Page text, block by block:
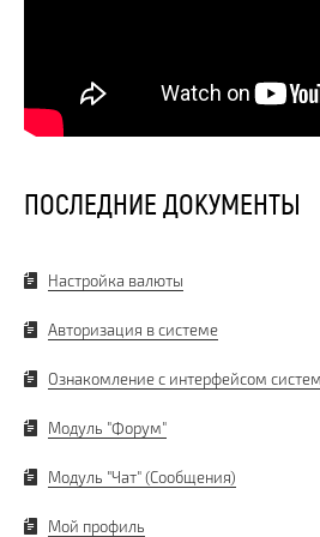
ПОСЛЕДНИЕ ДОКУМЕНТЫ
Настройка валюты
Авторизация в системе
Ознакомление с интерфейсом
Модуль "Форум"
Модуль "Чат" (Сообщения)
Мой профиль